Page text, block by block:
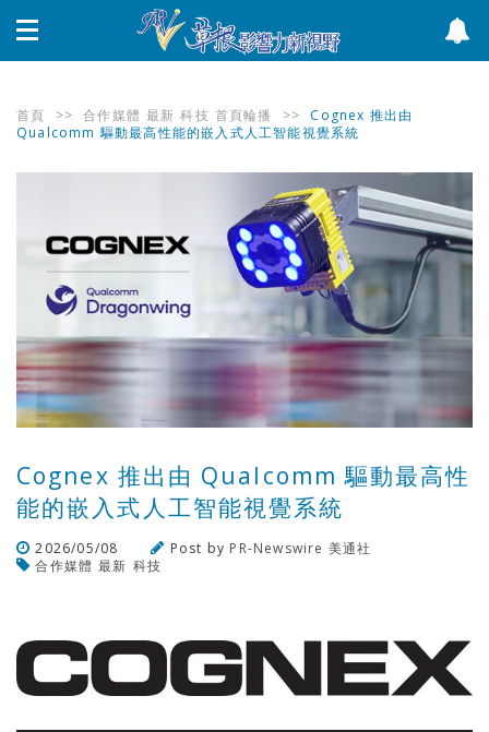
首頁 >> 合作媒體 最新 科技 首頁輪播 >>
Cognex 推出由
Qualcomm 驅動最高性能的嵌入式人工智能視覺系統
Cognex 推出由 Qualcomm 驅動最高性
能的嵌入式人工智能視覺系統
2026/05/08 Post by PR-Newswire 美通社
合作媒體 最新 科技